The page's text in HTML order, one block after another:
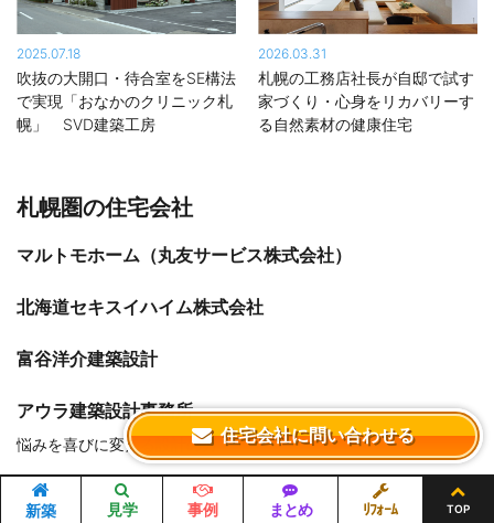
能にするSE構法を採用しており、一般住宅のほか、クリニックや
大きな連続窓を配した吹抜の広間や、1点ものの造作家具や什器で
彩られた内装は、どれもドラマチックでスタイリッシュ。
建築家とのコラボレートでは、設計者が描くデザインスケッチの
く、プロならではのアイデアが建築家とオーナーの双方から喜ば
れています。
2025.07.18
吹抜の大開口・待合室をSE構法
で実現「おなかのクリニック札
幌」 SVD建築工房
2026.03.31
札幌の工務店社長が自邸で試す
家づくり・心身をリカバリーす
る自然素材の健康住宅
札幌圏の住宅会社
マルトモホーム（丸友サービス株式会社）
北海道セキスイハイム株式会社
富谷洋介建築設計
アウラ建築設計事務所
悩みを喜びに変える設計の力
晃和住宅株式会社
お客さまといっしょに考え、進める家づくり
新築 見学 事例 まとめ ﾘﾌｫｰﾑ TOP
住宅会社に問い合わせる